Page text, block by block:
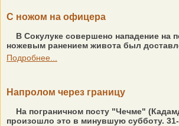
С ножом на офицера
В Сокулуке совершено нападение
ножевым ранением живота был
Подробнее...
Напролом через границу
На пограничном посту "Чечме"
произошло это в минувшую субботу.